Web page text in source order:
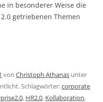
in besonderer Weise die
getriebenen Themen
von Christoph Athanas unter
Schlagwörter:corporate
, HR2.0, Kollaboration,